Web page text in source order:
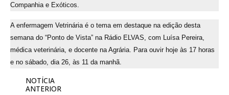
Companhia e Exóticos.
A enfermagem Vetrinária é o tema em destaque na edição desta
semana do “Ponto de Vista” na Rádio ELVAS, com Luísa Pereira,
médica veterinária, e docente na Agrária. Para ouvir hoje às 17 horas
e no sábado, dia 26, às 11 da manhã.
NOTÍCIA
ANTERIOR